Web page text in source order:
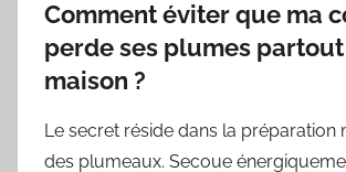
Comment éviter que ma
perde ses plumes
maison ?
Le secret réside dans la préparation
des plumeaux. Secoue